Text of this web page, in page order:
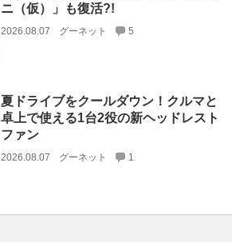
ニ（仮）」も復活?!
2026.08.07 グーネット 5
夏ドライブをクールダウン！クルマと
卓上で使える1台2役の新ヘッドレスト
ファン
2026.08.07 グーネット 1